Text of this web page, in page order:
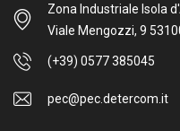
Zona Industriale Isola
Viale Mengozzi, 9
(+39) 0577 385045
pec@pec.detercom.it